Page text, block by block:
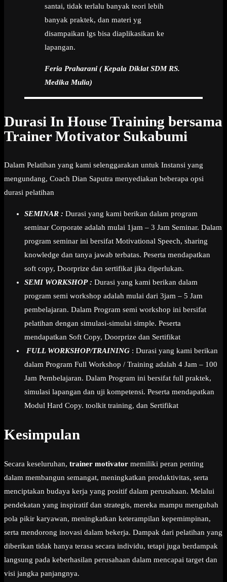
santai, tidak terlalu banyak teori lebih
banyak praktek, dan materi yg
disampaikan lgs bisa diaplikasikan ke
lapangan.
Feria Praharani ( Kepala Diklat SDM RS.
Medika Mulia)
Durasi In House Training bersama
Trainer Motivator Sukabumi
Dalam Pelatihan yang kami selenggarakan untuk Instansi yang
mengundang, Coach Dian Saputra menyediakan beberapa opsi
durasi pelatihan
SEMINAR : Durasi yang kami berikan dalam program
seminar Corporate adalah mulai 1jam – 3 Jam Seminar. Dalam
program seminar ini bersifat Motivational Speech, sharing
knowledge dan tanya jawab terbatas. Peserta mendapatkan
soft copy, Doorprize dan sertifikat jika diperlukan.
SEMI WORKSHOP : Durasi yang kami berikan dalam
program semi workshop adalah mulai dari 3jam – 5 Jam
pembelajaran. Dalam Program semi workshop ini bersifat
pelatihan dengan simulasi-simulai simple. Peserta
mendapatkan Soft Copy, Doorprize dan Sertifikat
FULL WORKSHOP/TRAINING : Durasi yang kami berikan
dalam Program Full Workshop / Training adalah 4 Jam – 100
Jam Pembelajaran. Dalam Program ini bersifat full praktek,
simulasi lapangan dan uji kompetensi. Peserta mendapatkan
Modul Hard Copy. toolkit training, dan Sertifikat
Kesimpulan
Secara keseluruhan, trainer motivator memiliki peran penting
dalam membangun semangat, meningkatkan produktivitas, serta
menciptakan budaya kerja yang positif dalam perusahaan. Melalui
pendekatan yang inspiratif dan strategis, mereka mampu mengubah
pola pikir karyawan, meningkatkan keterampilan kepemimpinan,
serta mendorong inovasi dalam bekerja. Dampak dari pelatihan yang
diberikan tidak hanya terasa secara individu, tetapi juga berdampak
langsung pada keberhasilan perusahaan dalam mencapai target dan
visi jangka panjangnya.